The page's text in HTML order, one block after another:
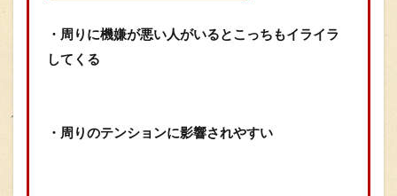
・周りに機嫌が悪い人がいるとこっちもイライラ
してくる
・周りのテンションに影響されやすい